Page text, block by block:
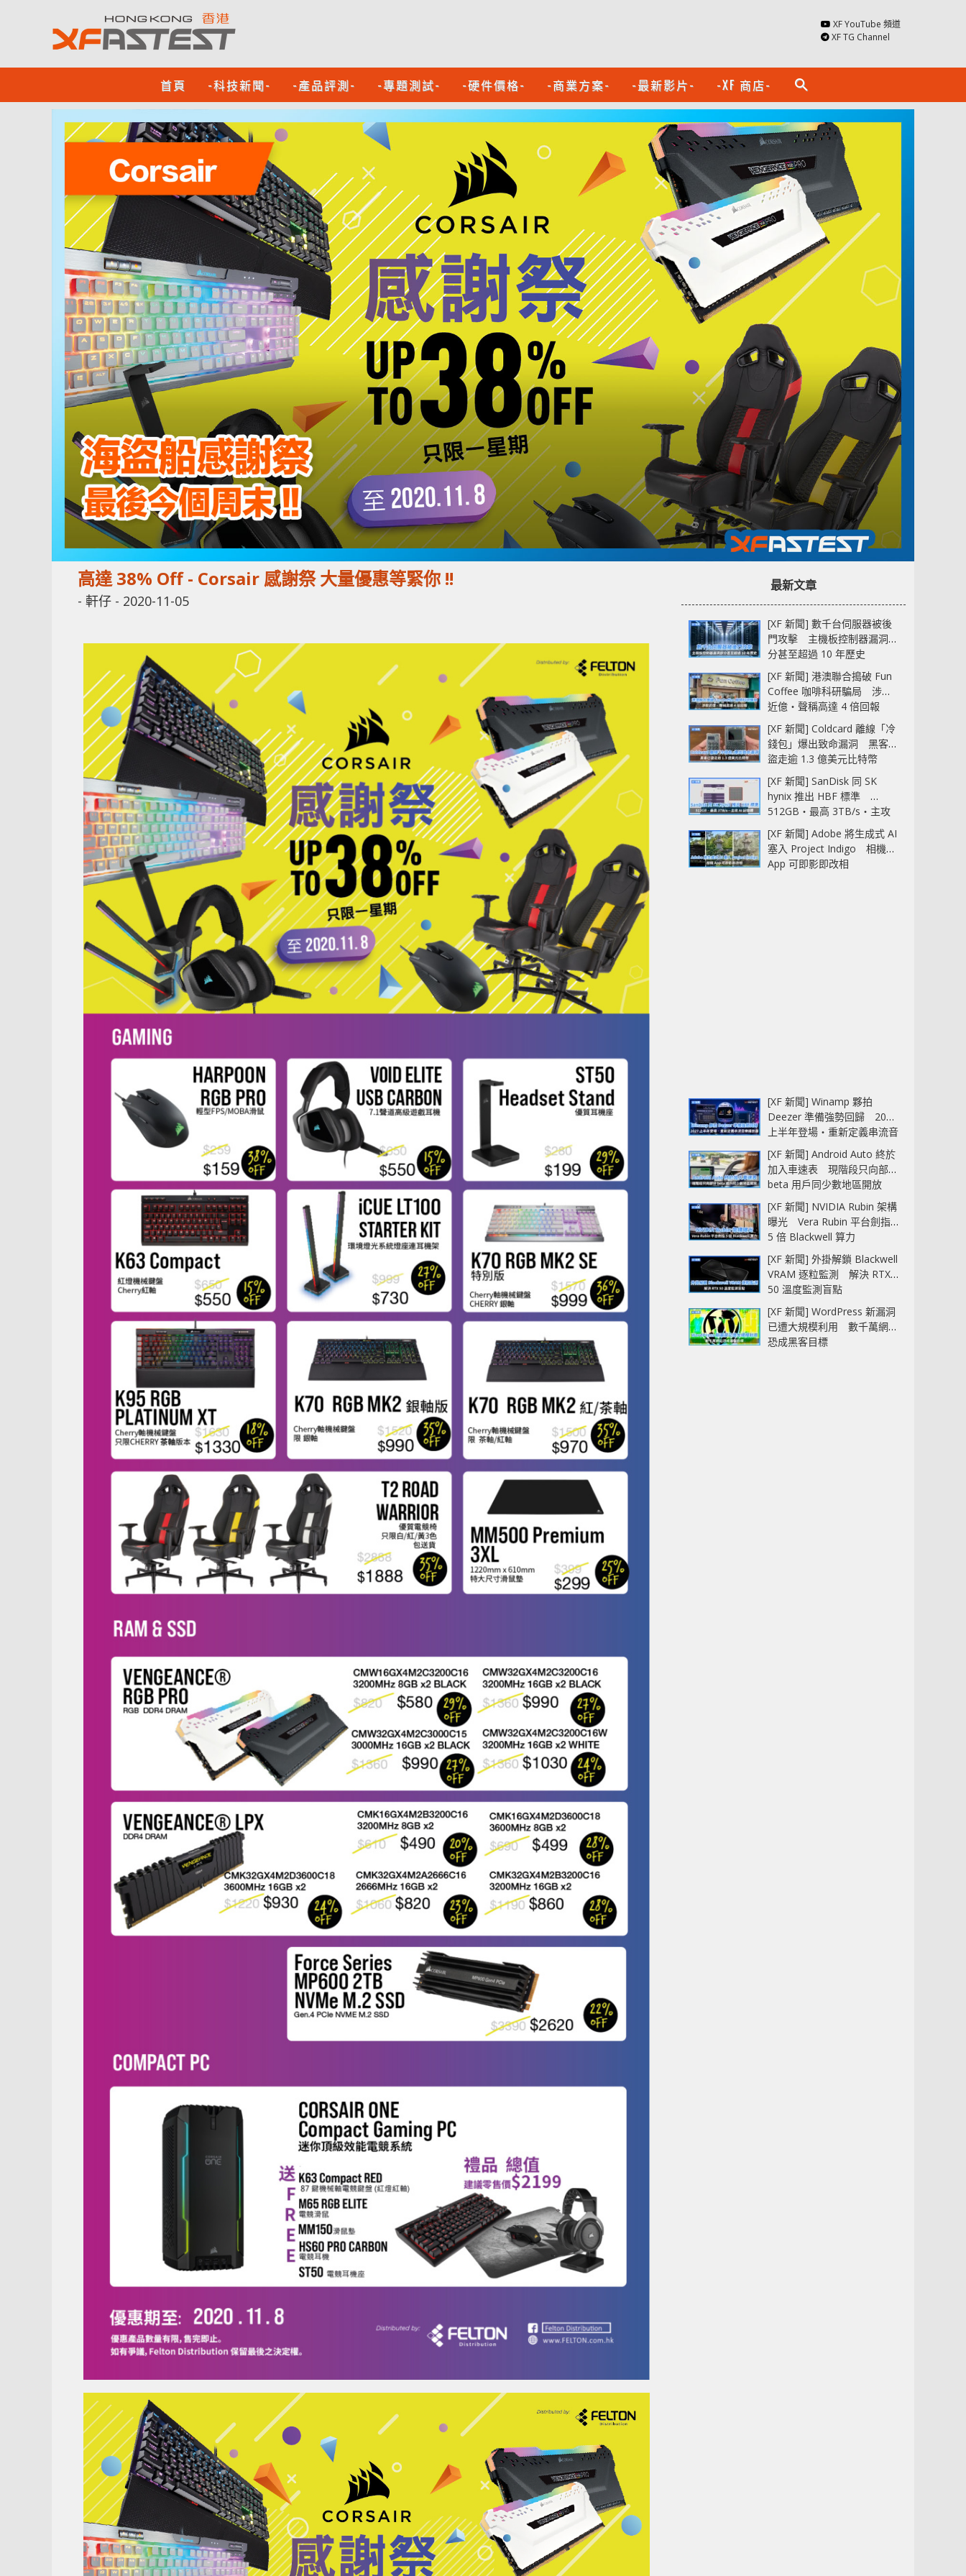
XF YouTube 頻道
XF TG Channel
首頁 -科技新聞- -產品評測- -專題測試- -硬件價格- -商業方案- -最新影片- -XF 商店- search
高達 38% Off - Corsair 感謝祭 大量優惠等緊你 !!
- 軒仔 - 2020-11-05
最新文章
[XF 新聞] 數千台伺服器被後
門攻擊 主機板控制器漏洞部
分甚至超過 10 年歷史
[XF 新聞] 港澳聯合搗破 Fun
Coffee 咖啡科研騙局 涉款
近億‧聲稱高達 4 倍回報
[XF 新聞] Coldcard 離線「冷
錢包」爆出致命漏洞 黑客已
盜走逾 1.3 億美元比特幣
[XF 新聞] SanDisk 同 SK
hynix 推出 HBF 標準
512GB‧最高 3TB/s‧主攻
AI 記憶體
[XF 新聞] Adobe 將生成式 AI
塞入 Project Indigo 相機
App 可即影即改相
[XF 新聞] Winamp 夥拍
Deezer 準備強勢回歸 2027
上半年登場‧重新定義串流音
樂播放器
[XF 新聞] Android Auto 終於
加入車速表 現階段只向部分
beta 用戶同少數地區開放
[XF 新聞] NVIDIA Rubin 架構
曝光 Vera Rubin 平台劍指
5 倍 Blackwell 算力
[XF 新聞] 外掛解鎖 Blackwell
VRAM 逐粒監測 解決 RTX
50 溫度監測盲點
[XF 新聞] WordPress 新漏洞
已遭大規模利用 數千萬網站
恐成黑客目標